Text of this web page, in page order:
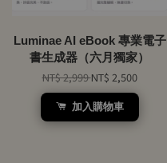
Luminae AI eBook 專業電子
書生成器（六月獨家）
NT$ 2,999NT$ 2,500
加入購物車